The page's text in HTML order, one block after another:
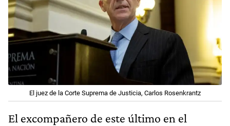
El juez de la Corte Suprema de Justicia, Carlos Rosenkrantz
El excompañero de este último en el